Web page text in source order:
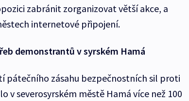
zabránit zorganizovat větší akce, a
internetové připojení.
demonstrantů v syrském Hamá
pátečního zásahu bezpečnostních sil proti
v severosyrském městě Hamá více než 100